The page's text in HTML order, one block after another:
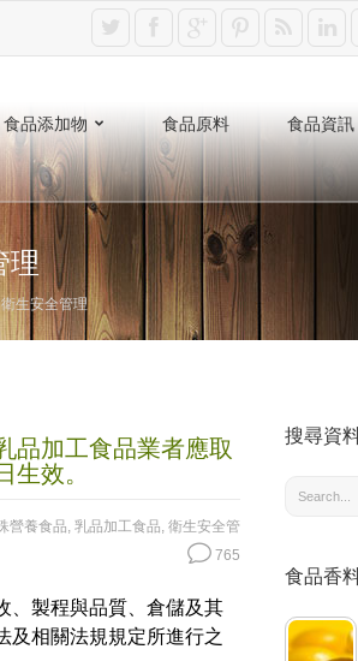
食品添加物 食品原料 食品資訊
理
衛生安全管理
品加工食品業者應取
效。
營養食品, 乳品加工食品, 衛生安全管
765
、製程與品質、倉儲及其
及相關法規規定所進行之
搜尋資
食品香